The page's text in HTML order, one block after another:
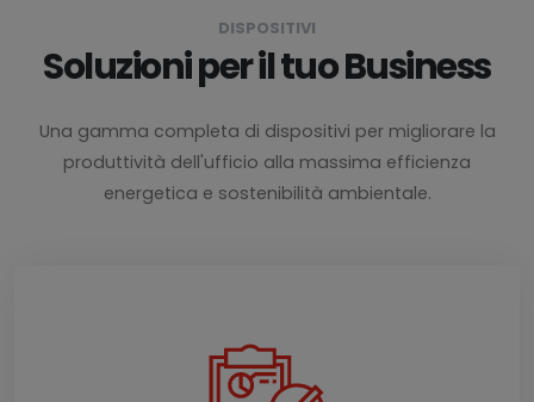
DISPOSITIVI
Soluzioni per il tuo Business
Una gamma completa di dispositivi per migliorare la
produttività dell'ufficio alla massima efficienza
energetica e sostenibilità ambientale.